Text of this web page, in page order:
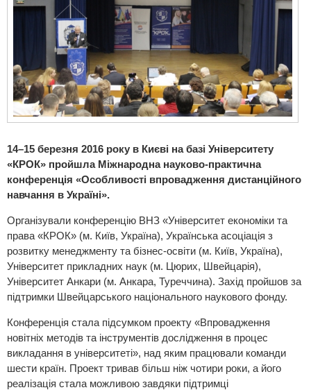
14–15 березня 2016 року в Києві на базі Університету
«КРОК» пройшла Міжнародна науково-практична
конференція «Особливості впровадження дистанційного
навчання в Україні».
Організували конференцію ВНЗ «Університет економіки та
права «КРОК» (м. Київ, Україна), Українська асоціація з
розвитку менеджменту та бізнес-освіти (м. Київ, Україна),
Університет прикладних наук (м. Цюрих, Швейцарія),
Університет Анкари (м. Анкара, Туреччина). Захід пройшов за
підтримки Швейцарського національного наукового фонду.
Конференція стала підсумком проекту «Впровадження
новітніх методів та інструментів дослідження в процес
викладання в університеті», над яким працювали команди
шести країн. Проект тривав більш ніж чотири роки, а його
реалізація стала можливою завдяки підтримці